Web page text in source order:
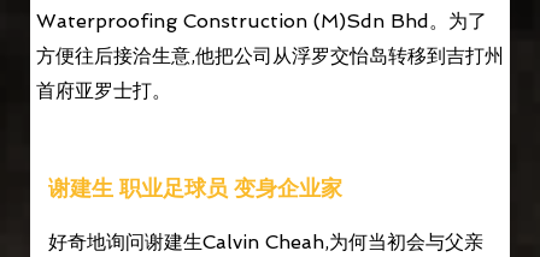
Waterproofing Construction (M)Sdn Bhd。为了
方便往后接洽生意,他把公司从浮罗交怡岛转移到吉打州
首府亚罗士打。
谢建生 职业足球员 变身企业家
好奇地询问谢建生Calvin Cheah,为何当初会与父亲